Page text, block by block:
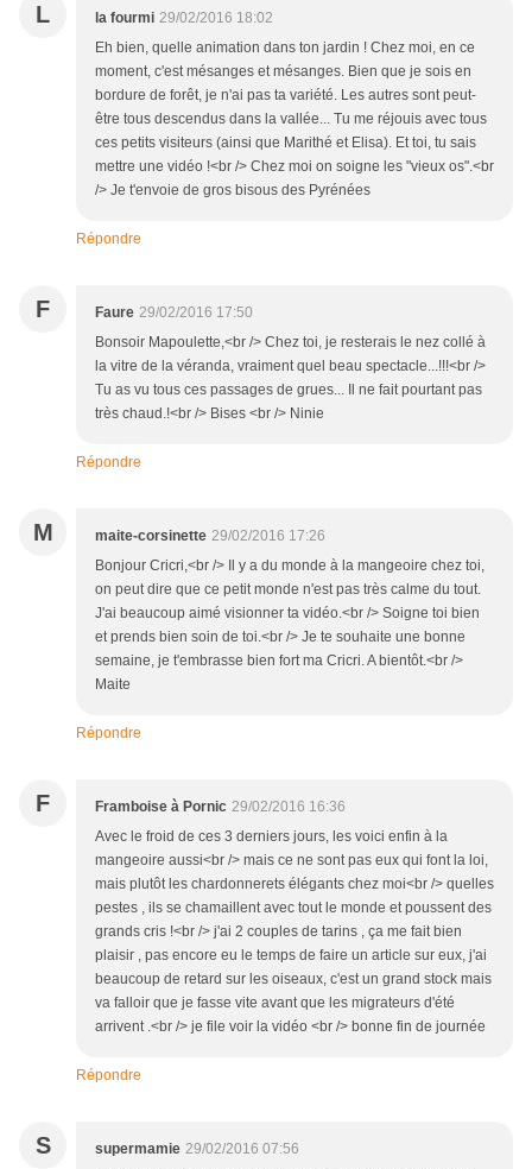
L la fourmi 29/02/2016 18:02
Eh bien, quelle animation dans ton jardin ! Chez moi, en ce
moment, c'est mésanges et mésanges. Bien que je sois en
bordure de forêt, je n'ai pas ta variété. Les autres sont peut-
être tous descendus dans la vallée... Tu me réjouis avec tous
ces petits visiteurs (ainsi que Marithé et Elisa). Et toi, tu sais
mettre une vidéo !<br /> Chez moi on soigne les "vieux os".<br
/> Je t'envoie de gros bisous des Pyrénées
Répondre
F Faure 29/02/2016 17:50
Bonsoir Mapoulette,<br /> Chez toi, je resterais le nez collé à
la vitre de la véranda, vraiment quel beau spectacle...!!!<br />
Tu as vu tous ces passages de grues... Il ne fait pourtant pas
très chaud.!<br /> Bises <br /> Ninie
Répondre
M maite-corsinette 29/02/2016 17:26
Bonjour Cricri,<br /> Il y a du monde à la mangeoire chez toi,
on peut dire que ce petit monde n'est pas très calme du tout.
J'ai beaucoup aimé visionner ta vidéo.<br /> Soigne toi bien
et prends bien soin de toi.<br /> Je te souhaite une bonne
semaine, je t'embrasse bien fort ma Cricri. A bientôt.<br />
Maite
Répondre
F Framboise à Pornic 29/02/2016 16:36
Avec le froid de ces 3 derniers jours, les voici enfin à la
mangeoire aussi<br /> mais ce ne sont pas eux qui font la loi,
mais plutôt les chardonnerets élégants chez moi<br /> quelles
pestes , ils se chamaillent avec tout le monde et poussent des
grands cris !<br /> j'ai 2 couples de tarins , ça me fait bien
plaisir , pas encore eu le temps de faire un article sur eux, j'ai
beaucoup de retard sur les oiseaux, c'est un grand stock mais
va falloir que je fasse vite avant que les migrateurs d'été
arrivent .<br /> je file voir la vidéo <br /> bonne fin de journée
Répondre
S supermamie 29/02/2016 07:56